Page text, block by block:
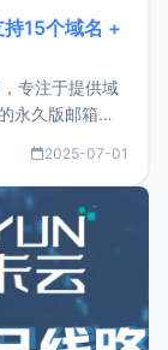
15个域名 +
专注于提供域
永久版邮箱服
。注册
须要购买
2025-07-01